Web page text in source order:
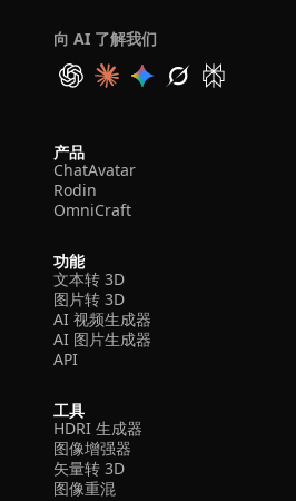
向 AI 了解我们
产品
ChatAvatar
Rodin
OmniCraft
功能
文本转 3D
图片转 3D
AI 视频生成器
AI 图片生成器
API
工具
HDRI 生成器
图像增强器
矢量转 3D
图像重混